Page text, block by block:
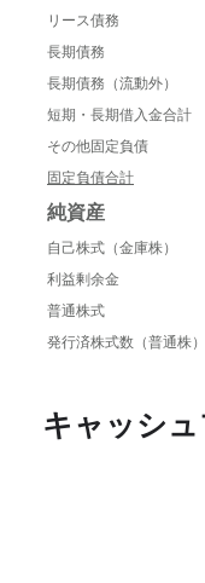
リース債務
長期債務
長期債務（流動外）
短期・長期借入金合計
その他固定負債
固定負債合計
純資産
自己株式（金庫株）
利益剰余金
普通株式
発行済株式数（普通株）
キャッシ